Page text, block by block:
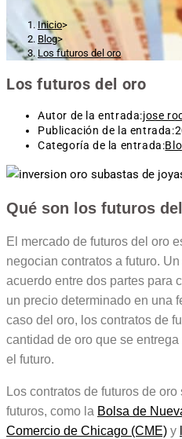
Inicio>
Blog>
Los futuros del oro
Los futuros del oro
Autor de la entrada:jose
Publicación de la entrada:
Categoría de la entrada:
Qué son los futuros
El mercado de futuros del oro
negocian contratos a futuro.
acuerdo entre dos partes para
un precio determinado en una
caso del oro, los contratos de
cantidad de oro que se
el futuro.
Los contratos de futuros de
futuros, como la Bolsa de
Comercio de Chicago (CME) y